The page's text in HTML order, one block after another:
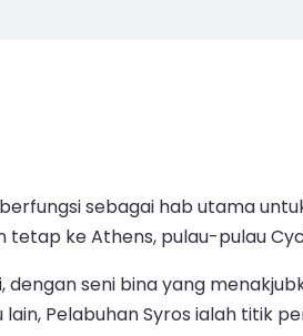
sebagai hab utama
ke Athens, pulau-pulau
seni bina yang
Pelabuhan Syros ialah titik